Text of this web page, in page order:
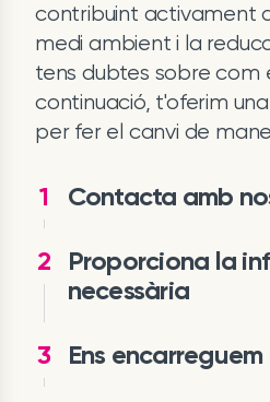
contribuint activament
medi ambient i la
tens dubtes sobre com
continuació, t'oferim
per fer el canvi de
1 Contacta amb
2
Proporciona la
necessària
3 Ens